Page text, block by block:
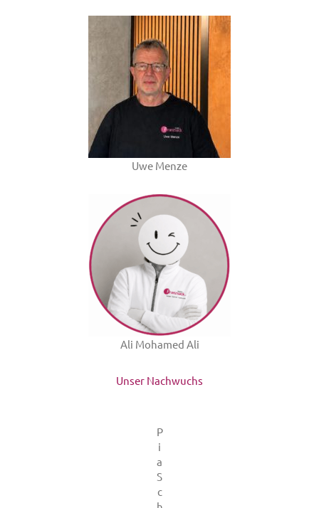
Uwe Menze
Ali Mohamed Ali
Unser Nachwuchs
P
i
a
S
c